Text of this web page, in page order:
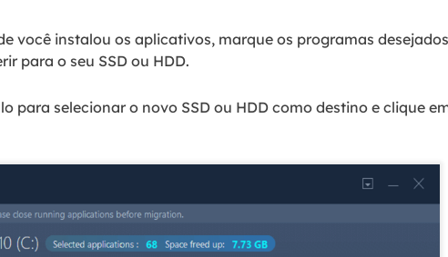
você instalou os aplicativos, marque os programas
para o seu SSD ou HDD.
para selecionar o novo SSD ou HDD como destino e clique